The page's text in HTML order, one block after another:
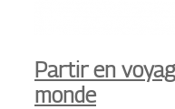
Partir en
monde